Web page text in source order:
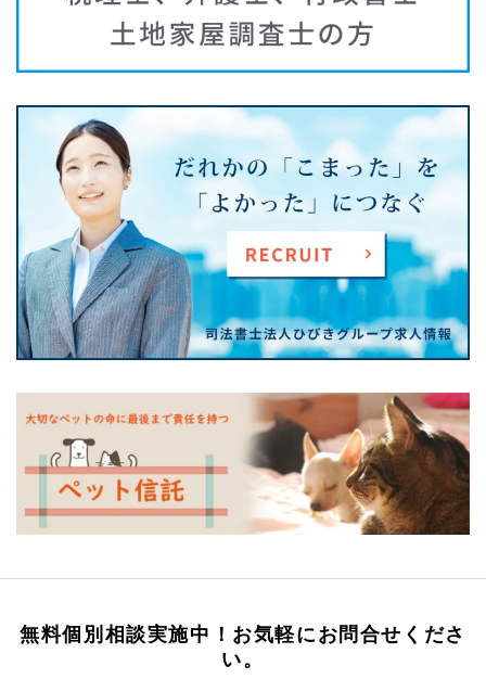
無料個別相談実施中！お気軽にお問合せくださ
い。